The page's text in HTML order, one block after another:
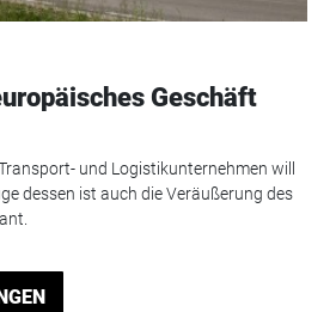
Geschäft
und Logistikunternehmen will
dessen ist auch die Veräußerung des